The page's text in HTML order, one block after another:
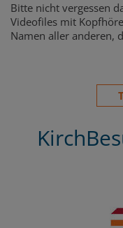
Bitte nicht vergessen
Videofiles mit
Namen aller anderen,